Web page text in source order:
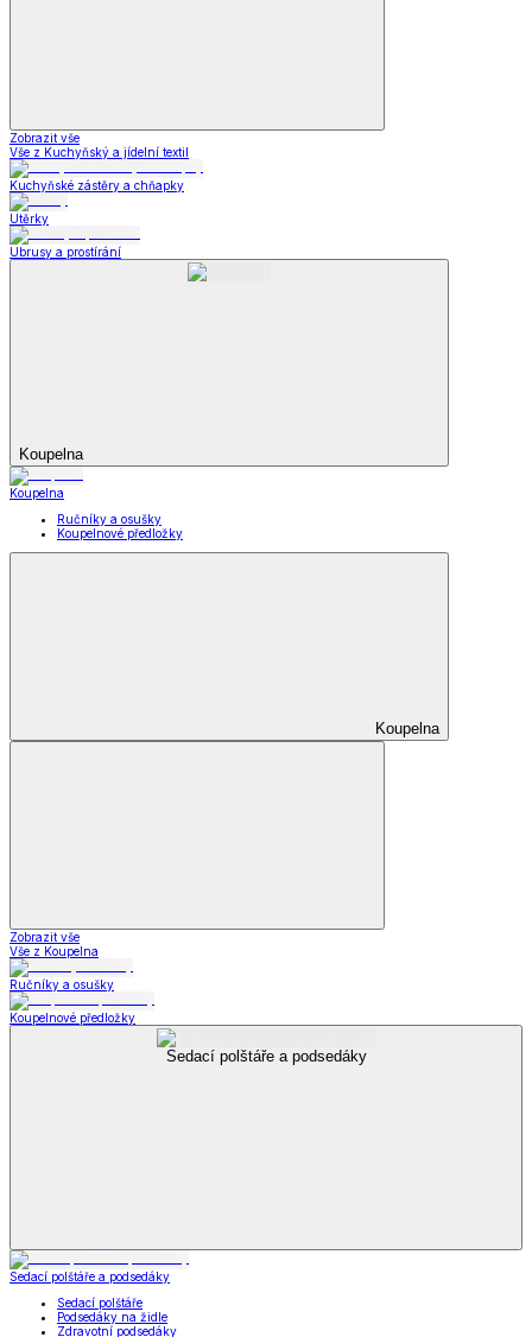
Zobrazit vše
Vše z Kuchyňský a jídelní textil
Kuchyňské zástěry a chňapky
Utěrky
Ubrusy a prostírání
Koupelna
Koupelna
Ručníky a osušky
Koupelnové předložky
Koupelna
Zobrazit vše
Vše z Koupelna
Ručníky a osušky
Koupelnové předložky
Sedací polštáře a podsedáky
Sedací polštáře a podsedáky
Sedací polštáře
Podsedáky na židle
Zdravotní podsedáky